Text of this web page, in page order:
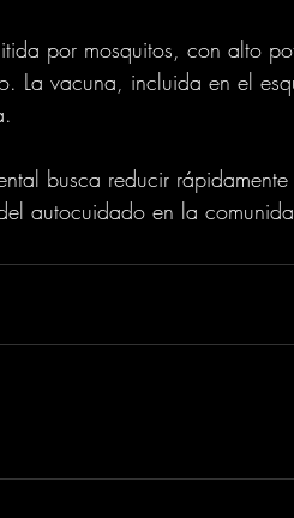
por mosquitos, con alto
La vacuna, incluida en el
busca reducir
autocuidado en la